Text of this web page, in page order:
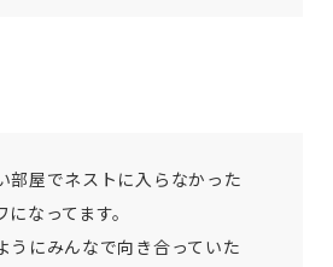
部屋でネストに入らなかった
なってます。
うにみんなで向き合っていた